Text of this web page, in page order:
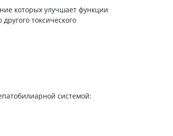
которых улучшает функции
токсического
системой: